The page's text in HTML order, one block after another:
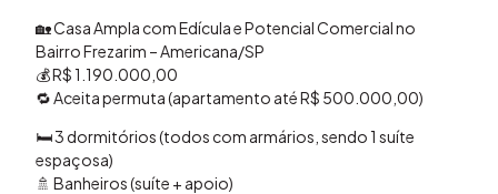
🏡 Casa Ampla com Edícula e Potencial Comercial no
Bairro Frezarim – Americana/SP
💰 R$ 1.190.000,00
🔁 Aceita permuta (apartamento até R$ 500.000,00)
🛏️ 3 dormitórios (todos com armários, sendo 1 suíte
espaçosa)
🚿 Banheiros (suíte + apoio)